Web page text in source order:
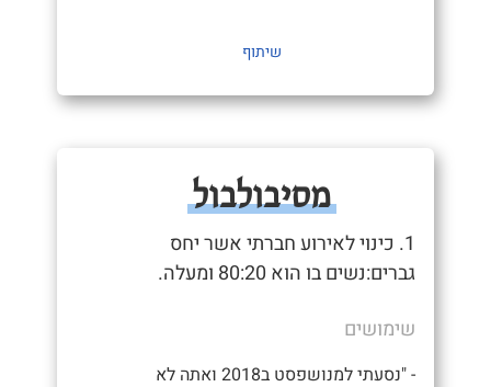
שיתוף
מסיבולבול
1. כינוי לאירוע חברתי אשר יחס
גברים:נשים בו הוא 80:20 ומעלה.
שימושים
- "נסעתי למנושפסט ב2018 ואתה לא